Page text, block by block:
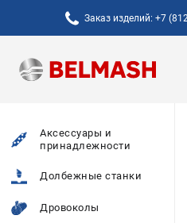
Заказ изделий: +7
Аксессуары и
принадлежности
Долбежные станки
Дровоколы